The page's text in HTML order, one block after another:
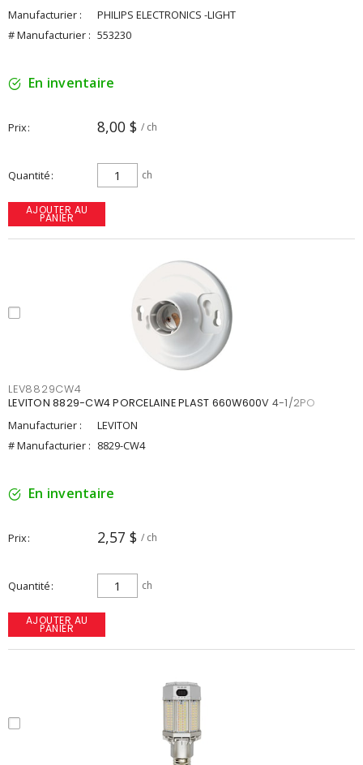
Manufacturier :
PHILIPS ELECTRONICS -LIGHT
# Manufacturier : 553230
En inventaire
Prix 8,00 $ / ch
Quantité ch
AJOUTER AU
PANIER
LEV8829CW4
LEVITON 8829-CW4 PORCELAINE PLAST 660W600V 4-1/2PO
Manufacturier :
LEVITON
# Manufacturier : 8829-CW4
En inventaire
Prix 2,57 $ / ch
Quantité ch
AJOUTER AU
PANIER